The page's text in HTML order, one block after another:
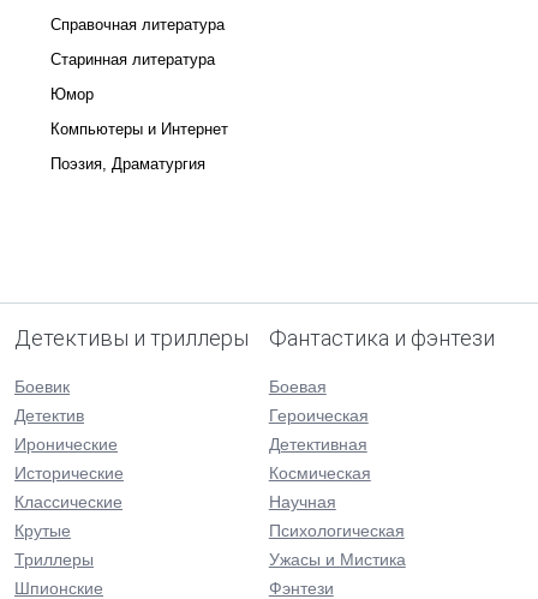
Справочная литература
Старинная литература
Юмор
Компьютеры и Интернет
Поэзия, Драматургия
Детективы и триллеры
Боевик
Детектив
Иронические
Исторические
Классические
Крутые
Триллеры
Шпионские
Фантастика и фэнтези
Боевая
Героическая
Детективная
Космическая
Научная
Психологическая
Ужасы и Мистика
Фэнтези